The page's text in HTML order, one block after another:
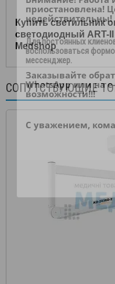
Купить светильник
светодиодный ART-
Medshop
СОПУТСТВУЮЩИЕ
приостановлена!
недействительны!
Для постоянных
воспользоваться
мессенджер.
Заказывайте
WhatsApp или на
возможности!!!
С уважением,